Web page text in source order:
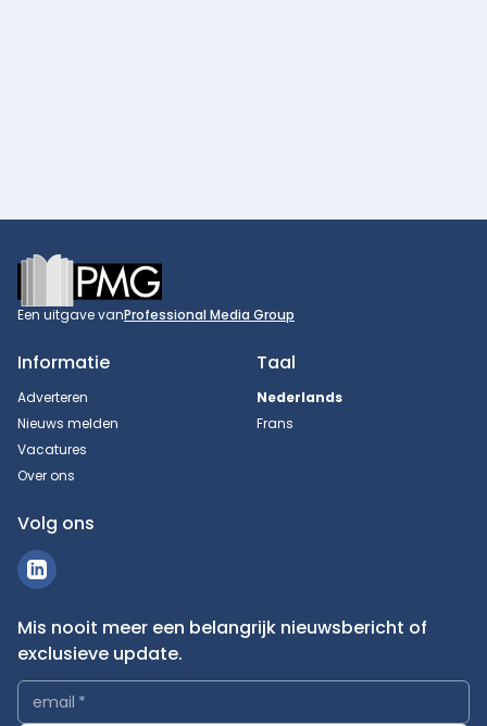
Footer
Een uitgave vanProfessional Media Group
Informatie
Adverteren
Nieuws melden
Vacatures
Over ons
Taal
Nederlands
Frans
Volg ons
Mis nooit meer een belangrijk nieuwsbericht of
exclusieve update.
email *